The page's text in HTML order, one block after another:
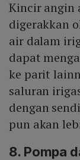
Kincir angin
digerakkan
air dalam
dapat
ke parit
saluran
dengan
pun akan
8. Pompa